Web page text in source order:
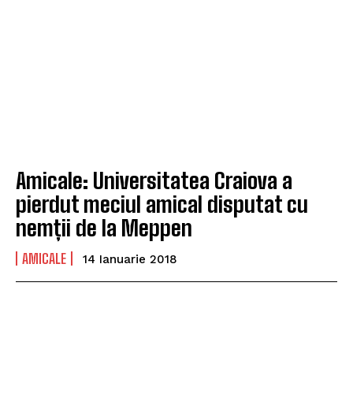
Amicale: Universitatea Craiova a
pierdut meciul amical disputat cu
nemții de la Meppen
AMICALE 14 Ianuarie 2018